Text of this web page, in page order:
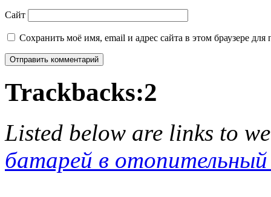
Сайт
Сохранить моё имя, email и адрес сайта в этом браузере
Trackbacks:2
Listed below are links to
батарей в отопительный